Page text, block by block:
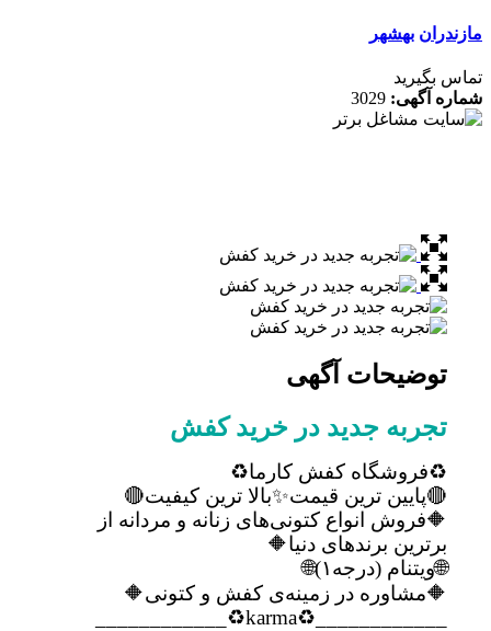
بهشهر
بگیرید
آگهی:3029
توضیحات آگهی
تجربه جدید در خرید کفش
♻️فروشگاه کفش کارما♻️
🔴پایین ترین قیمت✨بالا ترین کیفیت🔴
🔶فروش انواع کتونی‌های زنانه و مردانه از
برترین برند‌های دنیا🔶
🌐ویتنام (درجه۱)🌐
🔶مشاوره در زمینه‌ی کفش و کتونی🔶